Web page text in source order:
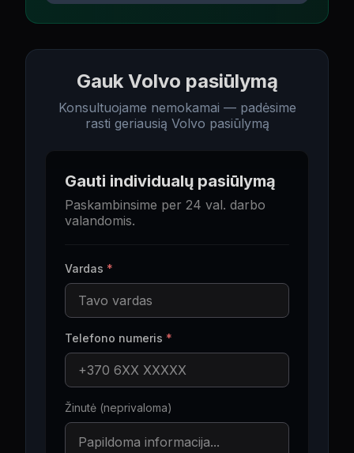
Gauk Volvo pasiūlymą
Konsultuojame nemokamai — padėsime
rasti geriausią Volvo pasiūlymą
Gauti individualų pasiūlymą
Paskambinsime per 24 val. darbo
valandomis.
Vardas *
Telefono numeris *
Žinutė (neprivaloma)